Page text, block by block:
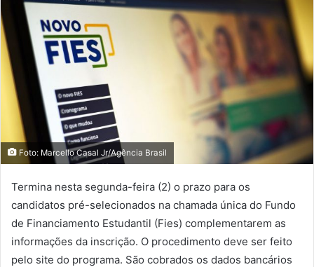
Foto: Marcello Casal Jr/Agência Brasil
Termina nesta segunda-feira (2) o prazo para os
candidatos pré-selecionados na chamada única do Fundo
de Financiamento Estudantil (Fies) complementarem as
informações da inscrição. O procedimento deve ser feito
pelo site do programa. São cobrados os dados bancários